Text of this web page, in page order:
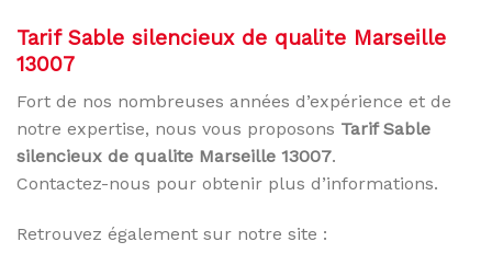
Tarif Sable silencieux de qualite Marseille
13007
Fort de nos nombreuses années d’expérience et de
notre expertise, nous vous proposons Tarif Sable
silencieux de qualite Marseille 13007.
Contactez-nous pour obtenir plus d’informations.
Retrouvez également sur notre site :